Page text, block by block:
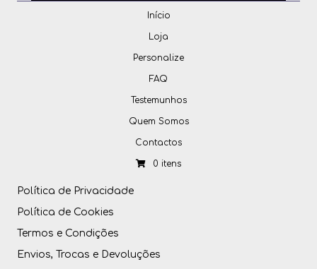
Início
Loja
Personalize
FAQ
Testemunhos
Quem Somos
Contactos
0 itens
Política de Privacidade
Política de Cookies
Termos e Condições
Envios, Trocas e Devoluções